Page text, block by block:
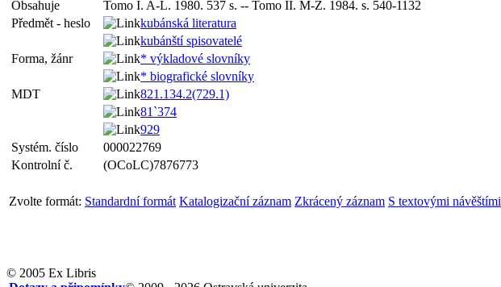
Obsahuje
Tomo I. A-L. 1980. 537 s. -- Tomo II. M-Z. 1984. s. 540-1132
Předmět - heslo
kubánská literatura
kubánští spisovatelé
Forma, žánr
* výkladové slovníky
* biografické slovníky
MDT
821.134.2(729.1)
81`374
929
Systém. číslo
000022769
Kontrolní č.
(OCoLC)7876773
Zvolte formát: Standardní formát Katalogizační záznam Zkrácený záznam S textovými návěštími
© 2005 Ex Libris